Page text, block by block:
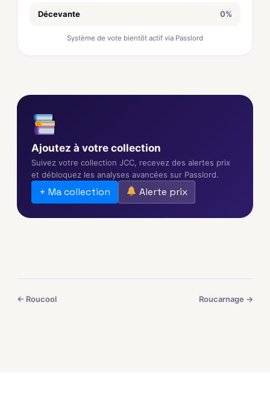
Décevante 0%
Système de vote bientôt actif via Passlord
Ajoutez à votre collection
Suivez votre collection JCC, recevez des alertes prix
et débloquez les analyses avancées sur Passlord.
+ Ma collection Alerte prix
← Roucool Roucarnage →